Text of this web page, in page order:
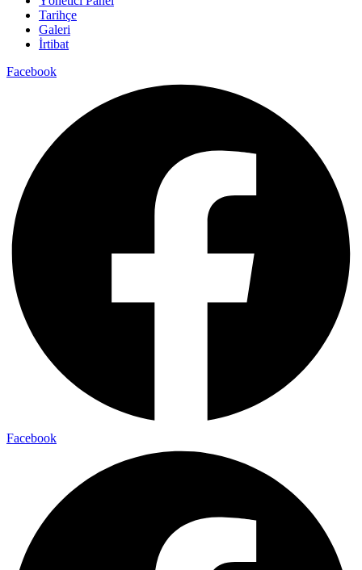
Tarihçe
Galeri
İrtibat
Facebook
Facebook